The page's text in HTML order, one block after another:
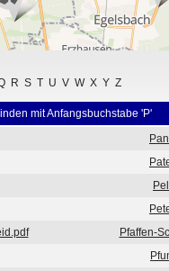
R S T U V W X Y Z
mit Anfangsbuchstabe 'P'
Pfaffen-